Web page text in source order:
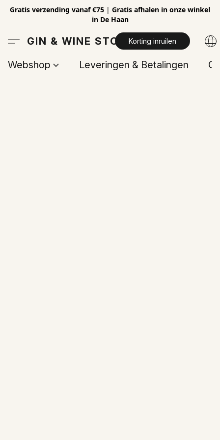
Gratis verzending vanaf €75 | Gratis afhalen in onze winkel
in De Haan
GIN & WINE STOREKorting inruilen
Webshop Leveringen & Betalingen